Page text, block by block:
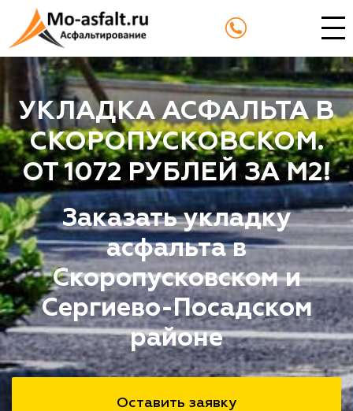
УКЛАДКА АСФАЛЬТА В
СКОРОПУСКОВСКОМ.
ОТ 1072 РУБЛЕЙ ЗА М2!
Заказать укладку
асфальта в
Скоропусковском и
Сергиево-Посадском
районе
Оставить заявку